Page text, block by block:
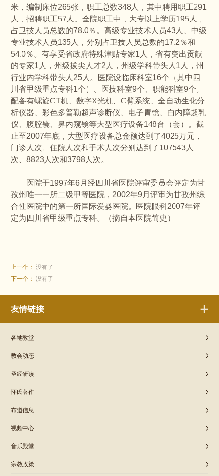
米，编制床位265张，职工总数348人，其中聘用职工291
人，招聘职工57人。全院职工中，大专以上学历195人，
占卫技人员总数的78.0％。高级专业技术人员43人、中级
专业技术人员135人，分别占卫技人员总数的17.2％和
54.0％。有享受省政府特殊津贴专家1人，省有突出贡献
的专家1人，州级拔尖人才2人，州级学科带头人1人，州
行业内学科带头人25人。医院设临床科室16个（其中四
川省甲级重点专科1个）、医技科室9个、职能科室9个。
配备有螺旋CT机、数字X光机、C臂系统、全自动生化分
析仪器、彩色多普勒超声诊断仪、电子胃镜、白内障超乳
仪、腹腔镜、鼻内窥镜等大型医疗设备148台（套）。截
止至2007年底，大型医疗设备总金额达到了4025万元，
门诊人次、住院人次和手术人次分别达到了107543人
次、8823人次和3798人次。
医院于1997年6月经四川省医院评审委员会评定为甘
孜州唯一一所二级甲等医院，2002年9月评审为甘孜州综
合性医院中的第一所国际爱婴医院。医院眼科2007年评
定为四川省甲级重点专科。（摘自本医院简史）
上一个：没有了
下一个：没有了
友情链接
各地教堂
教会动态
圣经研读
怀氏著作
布道信息
视频中心
音乐殿堂
宗教政策